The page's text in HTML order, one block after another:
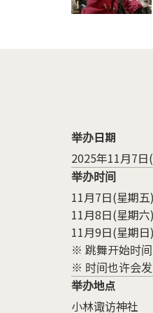
举办日期
2025年11月7
举办时间
11月7日(星期
11月8日(星期
11月9日(星期
※ 跳舞开始时间
※ 时间也许会
举办地点
小林诹访神社